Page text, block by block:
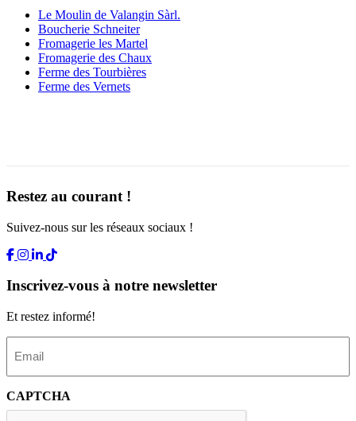
Le Moulin de Valangin Sàrl.
Boucherie Schneiter
Fromagerie les Martel
Fromagerie des Chaux
Ferme des Tourbières
Ferme des Vernets
Restez au courant !
Suivez-nous sur les réseaux sociaux !
Inscrivez-vous à notre newsletter
Et restez informé!
l
(
CAPTCHA